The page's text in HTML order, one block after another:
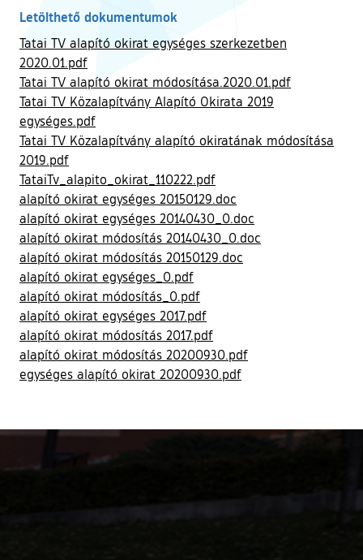
Letölthető dokumentumok
Tatai TV alapító okirat egységes szerkezetben
2020.01.pdf
Tatai TV alapító okirat módosítása.2020.01.pdf
Tatai TV Közalapítvány Alapító Okirata 2019
egységes.pdf
Tatai TV Közalapítvány alapító okiratának módosítása
2019.pdf
TataiTv_alapito_okirat_110222.pdf
alapító okirat egységes 20150129.doc
alapító okirat egységes 20140430_0.doc
alapító okirat módosítás 20140430_0.doc
alapító okirat módosítás 20150129.doc
alapító okirat egységes_0.pdf
alapító okirat módosítás_0.pdf
alapító okirat egységes 2017.pdf
alapító okirat módosítás 2017.pdf
alapító okirat módosítás 20200930.pdf
egységes alapító okirat 20200930.pdf